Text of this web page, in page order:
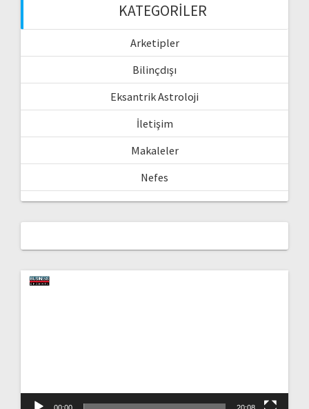
KATEGORILER
Arketipler
Bilinçdışı
Eksantrik Astroloji
İletişim
Makaleler
Nefes